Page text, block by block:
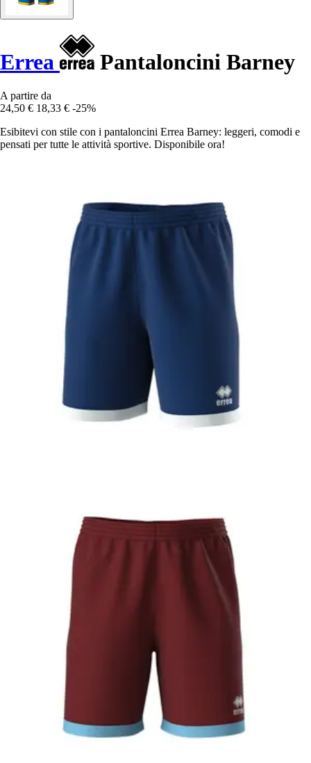
Errea Pantaloncini Barney
A partire da
24,50 € 18,33 € -25%
Esibitevi con stile con i pantaloncini Errea Barney: leggeri, comodi e
pensati per tutte le attività sportive. Disponibile ora!